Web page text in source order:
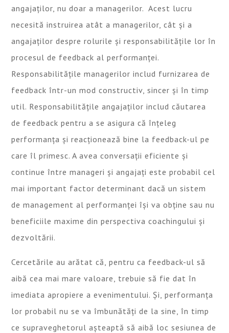
angajaților, nu doar a managerilor. Acest lucru
necesită instruirea atât a managerilor, cât și a
angajaților despre rolurile și responsabilitățile lor în
procesul de feedback al performanței.
Responsabilitățile managerilor includ furnizarea de
feedback într-un mod constructiv, sincer și în timp
util. Responsabilitățile angajaților includ căutarea
de feedback pentru a se asigura că înțeleg
performanța și reacționează bine la feedback-ul pe
care îl primesc. A avea conversații eficiente și
continue între manageri și angajați este probabil cel
mai important factor determinant dacă un sistem
de management al performanței își va obține sau nu
beneficiile maxime din perspectiva coachingului și
dezvoltării.
Cercetările au arătat că, pentru ca feedback-ul să
aibă cea mai mare valoare, trebuie să fie dat în
imediata apropiere a evenimentului. Și, performanța
lor probabil nu se va îmbunătăți de la sine, în timp
ce supraveghetorul așteaptă să aibă loc sesiunea de